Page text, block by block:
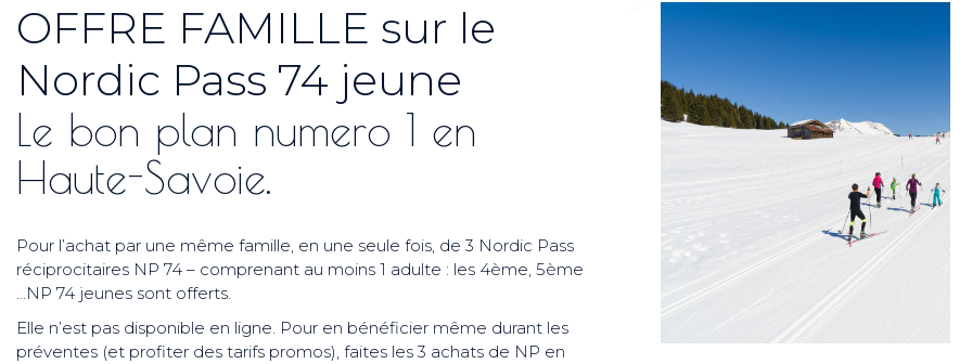
OFFRE FAMILLE sur le
Nordic Pass 74 jeune
Le bon plan numero 1 en
Haute-Savoie.
Pour l’achat par une même famille, en une seule fois, de 3 Nordic Pass
réciprocitaires NP 74 – comprenant au moins 1 adulte : les 4ème, 5ème
…NP 74 jeunes sont offerts.
Elle n’est pas disponible en ligne. Pour en bénéficier même durant les
préventes (et profiter des tarifs promos), faites les 3 achats de NP en